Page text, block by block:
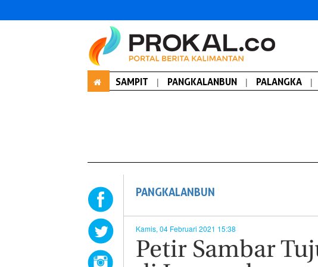
SAMPIT | PANGKALANBUN | PALANGKA |
PANGKALANBUN
Kamis, 04 Februari 2021 15:38
Petir Sambar